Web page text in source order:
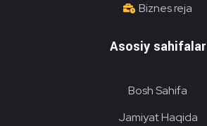
Biznes reja
Asosiy sahifalar
Bosh Sahifa
Jamiyat Haqida